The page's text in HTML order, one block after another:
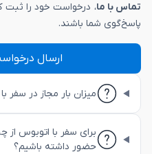
تماس با ما، درخواست خود را ثبت
پاسخ‌گوی شما باشند.
ارسال
میزان بار مجاز در سفر
برای سفر با اتوبوس از
حضور داشته باشیم؟